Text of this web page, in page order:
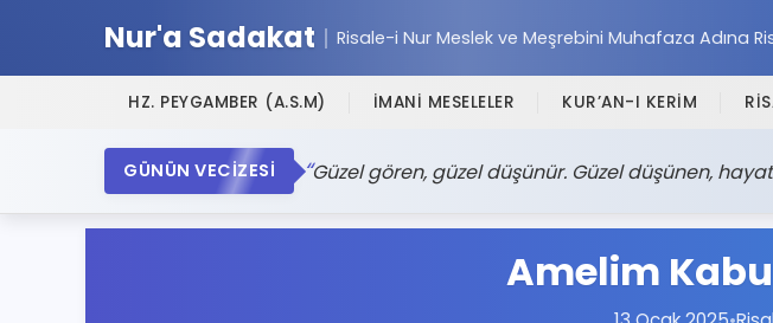
Nur'a Sadakat Risale-i Nur Meslek ve Meşrebini Muhafaza Adına
HZ. PEYGAMBER (A.S.M) İMANİ MESELELER KUR’AN-I KERİM
GÜNÜN VECİZESİ Güzel gören, güzel düşünür. Güzel düşünen,
Amelim